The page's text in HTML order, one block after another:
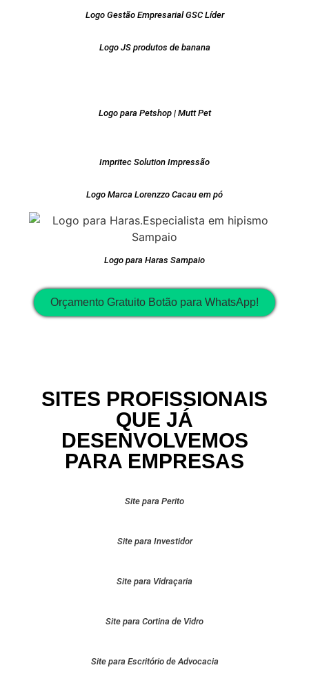
Logo Gestão Empresarial GSC Líder
Logo JS produtos de banana
Logo para Petshop | Mutt Pet
Impritec Solution Impressão
Logo Marca Lorenzzo Cacau em pó
Logo para Haras Sampaio
Orçamento Gratuito Botão para WhatsApp!
SITES PROFISSIONAIS
QUE JÁ
DESENVOLVEMOS
PARA EMPRESAS
Site para Perito
Site para Investidor
Site para Vidraçaria
Site para Cortina de Vidro
Site para Escritório de Advocacia